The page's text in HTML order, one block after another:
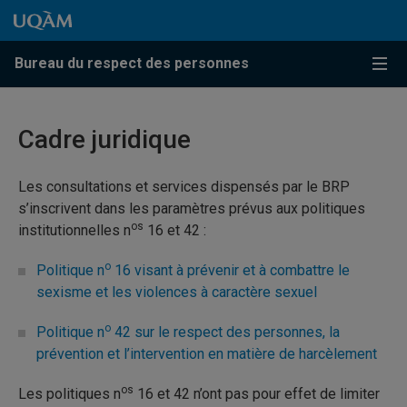
Passer au contenu
Accéder au menu principal
Accéder à la recherche
Passer au contenu
Accéder au menu principal
Bureau du respect des personnes
Menu
Cadre juridique
Les consultations et services dispensés par le BRP
s’inscrivent dans les paramètres prévus aux politiques
institutionnelles nos 16 et 42 :
Politique no 16 visant à prévenir et à combattre le
sexisme et les violences à caractère sexuel
Politique no 42 sur le respect des personnes, la
prévention et l’intervention en matière de harcèlement
Les politiques nos 16 et 42 n’ont pas pour effet de limiter